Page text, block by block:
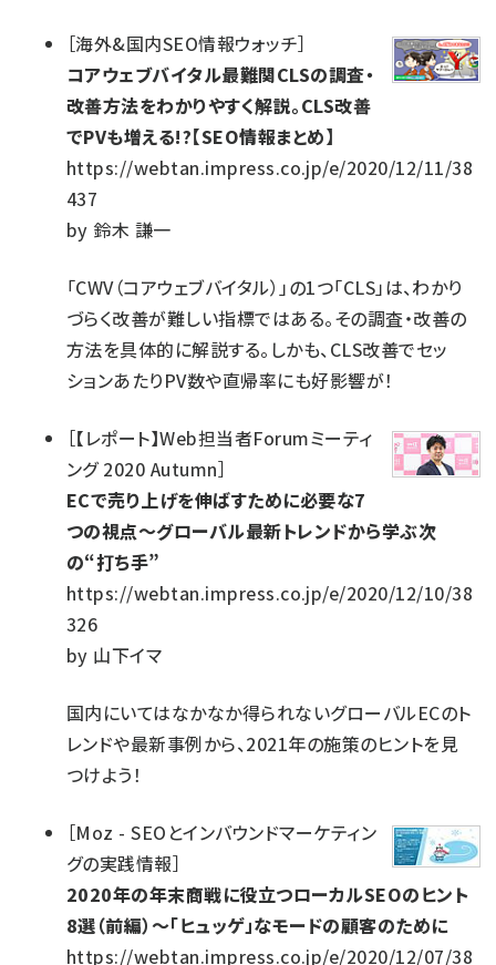
［海外&国内SEO情報ウォッチ］
コアウェブバイタル最難関CLSの調査・
改善方法をわかりやすく解説。CLS改善
でPVも増える!?【SEO情報まとめ】
https://webtan.impress.co.jp/e/2020/12/11/38
437
by 鈴木 謙一
「CWV（コアウェブバイタル）」の1つ「CLS」は、わかり
づらく改善が難しい指標ではある。その調査・改善の
方法を具体的に解説する。しかも、CLS改善でセッ
ションあたりPV数や直帰率にも好影響が！
［【レポート】Web担当者Forumミーティ
ング 2020 Autumn］
ECで売り上げを伸ばすために必要な7
つの視点～グローバル最新トレンドから学ぶ次
の“打ち手”
https://webtan.impress.co.jp/e/2020/12/10/38
326
by 山下イマ
国内にいてはなかなか得られないグローバルECのト
レンドや最新事例から、2021年の施策のヒントを見
つけよう！
［Moz - SEOとインバウンドマーケティン
グの実践情報］
2020年の年末商戦に役立つローカルSEOのヒント
8選（前編）～「ヒュッゲ」なモードの顧客のために
https://webtan.impress.co.jp/e/2020/12/07/38